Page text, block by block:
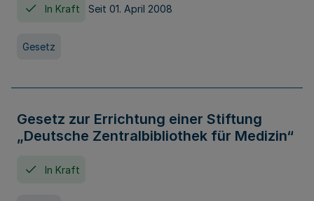
In Kraft Seit 01. April 2008
Gesetz
Gesetz zur Errichtung einer Stiftung
„Deutsche Zentralbibliothek für Medizin“
In Kraft